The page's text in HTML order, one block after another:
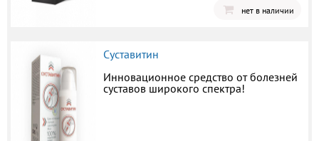
нет в наличии
Суставитин
Инновационное средство от болезней
суставов широкого спектра!